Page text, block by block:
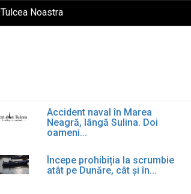
Tulcea Noastra
Accident naval în Marea
Neagră, lângă Sulina. Doi
oameni...
Începe prohibiția la scrumbie
atât pe Dunăre, cât și în...